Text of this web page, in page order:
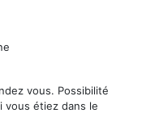
vous. Possibilité
vous étiez dans le